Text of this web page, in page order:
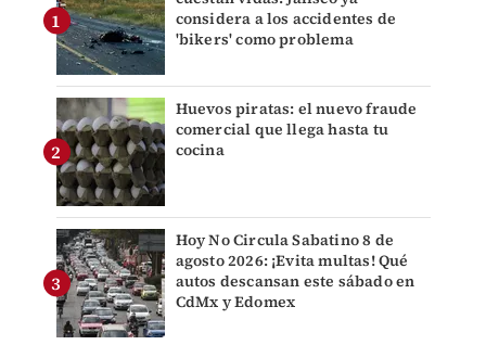
considera a los accidentes de
'bikers' como problema
Huevos piratas: el nuevo fraude
comercial que llega hasta tu
cocina
Hoy No Circula Sabatino 8 de
agosto 2026: ¡Evita multas! Qué
autos descansan este sábado en
CdMx y Edomex